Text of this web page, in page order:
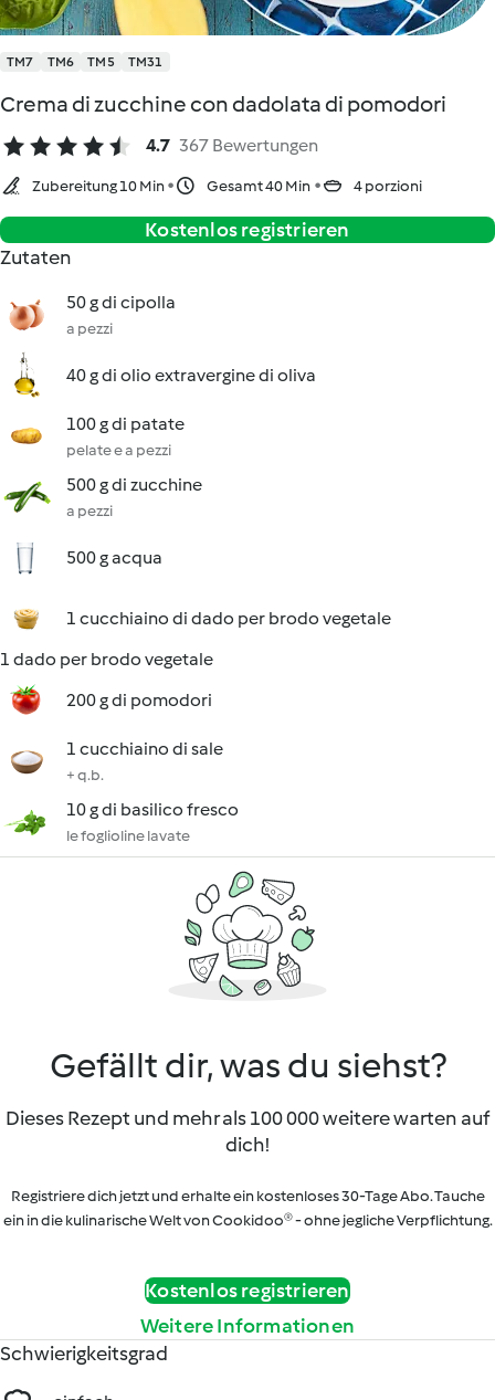
TM7 TM6 TM5 TM31
Crema di zucchine con dadolata di pomodori
4.7 367 Bewertungen
Zubereitung 10 Min Gesamt 40 Min 4 porzioni
Kostenlos registrieren
Zutaten
50 g di cipolla
a pezzi
40 g di olio extravergine di oliva
100 g di patate
pelate e a pezzi
500 g di zucchine
a pezzi
500 g acqua
1 cucchiaino di dado per brodo vegetale
1 dado per brodo vegetale
200 g di pomodori
1 cucchiaino di sale
+ q.b.
10 g di basilico fresco
le foglioline lavate
Gefällt dir, was du siehst?
Dieses Rezept und mehr als 100 000 weitere warten auf
dich!
Registriere dich jetzt und erhalte ein kostenloses 30-Tage Abo. Tauche
ein in die kulinarische Welt von Cookidoo® - ohne jegliche Verpflichtung.
Kostenlos registrieren
Weitere Informationen
Schwierigkeitsgrad